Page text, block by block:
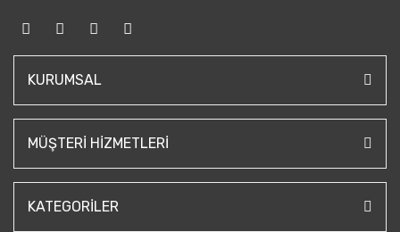
KURUMSAL
MÜŞTERI HIZMETLERI
KATEGORILER